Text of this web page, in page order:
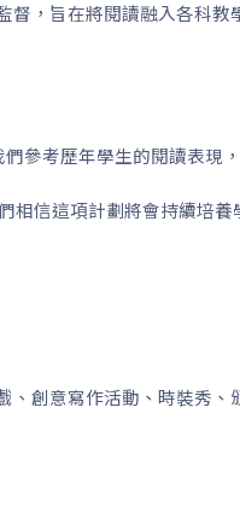
，旨在將閱讀融入各科教
參考歷年學生的閱讀表現
相信這項計劃將會持續培
創意寫作活動、時裝秀、